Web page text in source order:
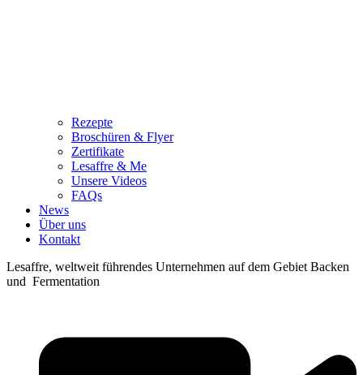
Rezepte
Broschüren & Flyer
Zertifikate
Lesaffre & Me
Unsere Videos
FAQs
News
Über uns
Kontakt
Lesaffre, weltweit führendes Unternehmen auf dem Gebiet Backen
und Fermentation